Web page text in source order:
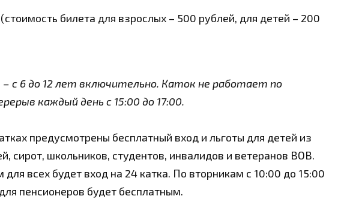
(стоимость билета для взрослых – 500 рублей, для детей – 200
с 6 до 12 лет включительно. Каток не работает по
каждый день с 15:00 до 17:00.
предусмотрены бесплатный вход и льготы для детей из
сирот, школьников, студентов, инвалидов и ветеранов ВОВ.
всех будет вход на 24 катка. По вторникам с 10:00 до 15:00
пенсионеров будет бесплатным.